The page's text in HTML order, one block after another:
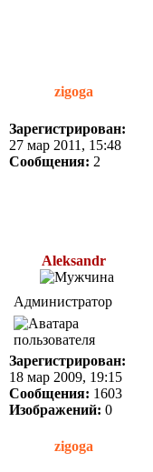
zigoga
Зарегистрирован:
27 мар 2011, 15:48
Сообщения: 2
Aleksandr
Администратор
Зарегистрирован:
18 мар 2009, 19:15
Сообщения: 1603
Изображений: 0
zigoga